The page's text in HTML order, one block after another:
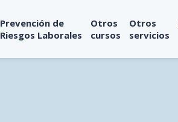
Prevención de
Riesgos Laborales
Otros
cursos
Otros
servicios